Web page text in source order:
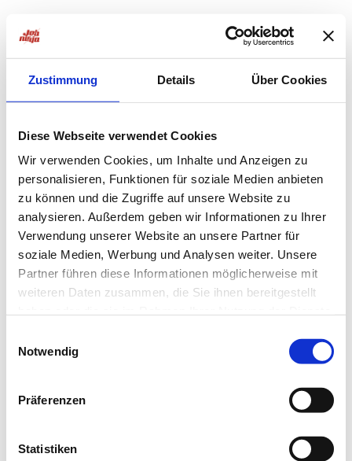
Zustimmung Details Über Cookies
Diese Webseite verwendet Cookies
Wir verwenden Cookies, um Inhalte und Anzeigen zu
personalisieren, Funktionen für soziale Medien anbieten
zu können und die Zugriffe auf unsere Website zu
analysieren. Außerdem geben wir Informationen zu Ihrer
Verwendung unserer Website an unsere Partner für
soziale Medien, Werbung und Analysen weiter. Unsere
Partner führen diese Informationen möglicherweise mit
weiteren Daten zusammen, die Sie ihnen bereitgestellt
Notwendig
Präferenzen
Statistiken
loadingjobninja.com
for more